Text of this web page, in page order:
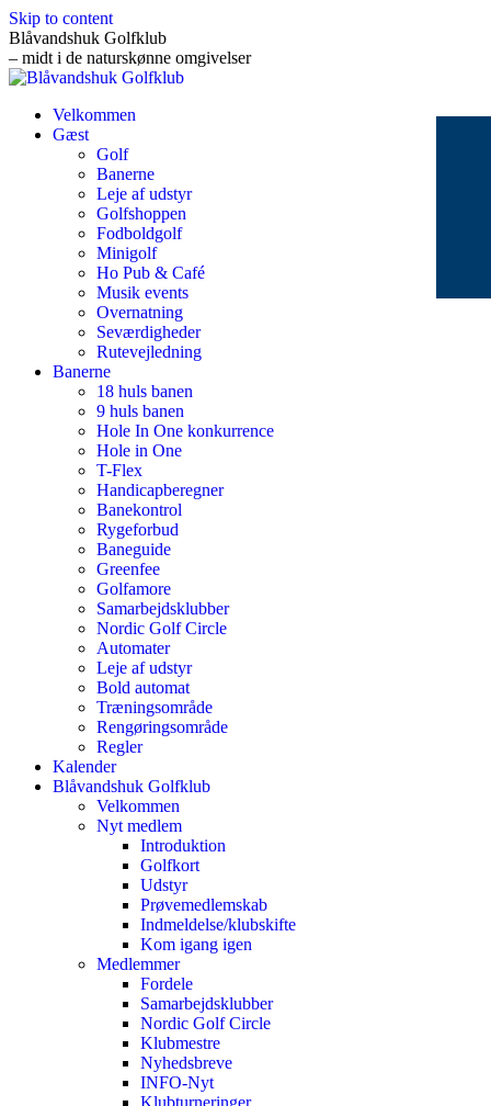
Skip to content
Blåvandshuk Golfklub
– midt i de naturskønne omgivelser
Velkommen
Gæst
Golf
Banerne
Leje af udstyr
Golfshoppen
Fodboldgolf
Minigolf
Ho Pub & Café
Musik events
Overnatning
Seværdigheder
Rutevejledning
Banerne
18 huls banen
9 huls banen
Hole In One konkurrence
Hole in One
T-Flex
Handicapberegner
Banekontrol
Rygeforbud
Baneguide
Greenfee
Golfamore
Samarbejdsklubber
Nordic Golf Circle
Automater
Leje af udstyr
Bold automat
Træningsområde
Rengøringsområde
Regler
Kalender
Blåvandshuk Golfklub
Velkommen
Nyt medlem
Introduktion
Golfkort
Udstyr
Prøvemedlemskab
Indmeldelse/klubskifte
Kom igang igen
Medlemmer
Fordele
Samarbejdsklubber
Nordic Golf Circle
Klubmestre
Nyhedsbreve
INFO-Nyt
Klubturneringer